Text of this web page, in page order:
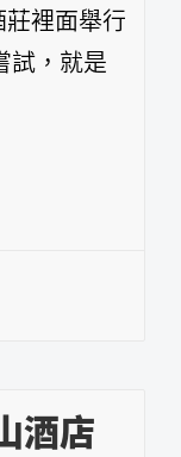
莊裡面舉行
試，就是
酒店